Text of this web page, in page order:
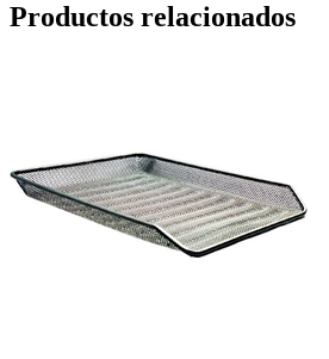
Productos relacionados